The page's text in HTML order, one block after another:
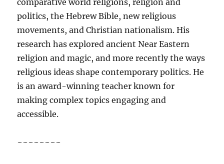
politics, the Hebrew Bible, new religious
movements, and Christian nationalism. His
research has explored ancient Near Eastern
religion and magic, and more recently the ways
religious ideas shape contemporary politics. He
is an award-winning teacher known for
making complex topics engaging and
accessible.
~~~~~~~~